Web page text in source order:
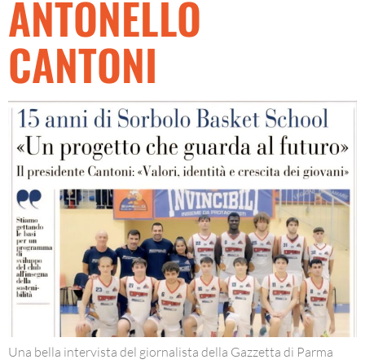
ANTONELLO
CANTONI
Una bella intervista del giornalista della Gazzetta di Parma